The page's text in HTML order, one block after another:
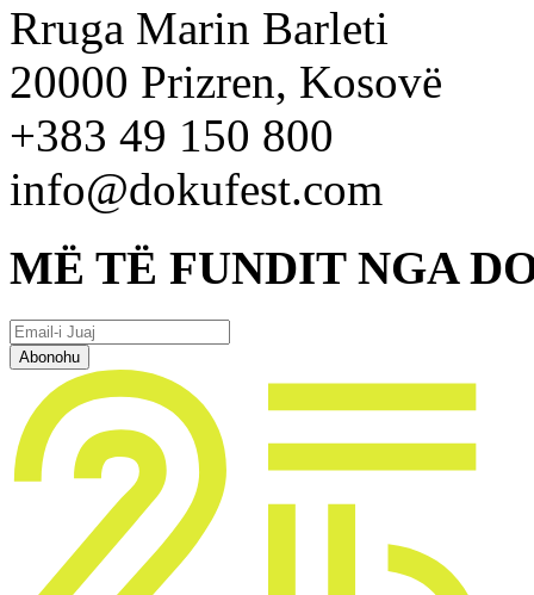
Rruga Marin Barleti
20000 Prizren, Kosovë
+383 49 150 800
info@dokufest.com
MË TË FUNDIT NGA